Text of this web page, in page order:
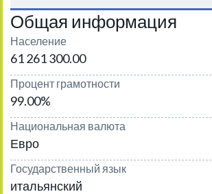
Общая информация
Население
61 261 300.00
Процент грамотности
99.00%
Национальная валюта
Евро
Государственный язык
итальянский